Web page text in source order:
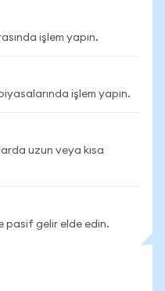
işlem yapın.
işlem yapın.
uzun veya kısa
pasif gelir elde edin.